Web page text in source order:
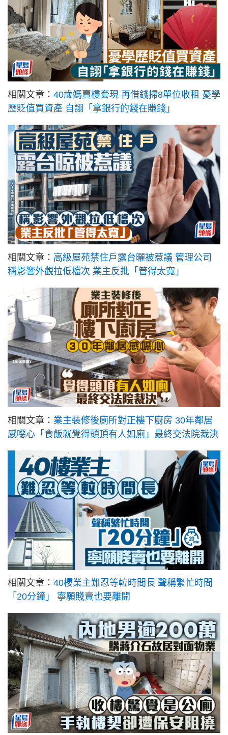
相關文章： 40歲媽賣樓套現 再借錢掃8單位收租 憂學
歷貶值買資產 自詡「拿銀行的錢在賺錢」
相關文章： 高級屋苑禁住戶露台曬被惹議 管理公司
稱影響外觀拉低檔次 業主反批「管得太寬」
相關文章： 業主裝修後廁所對正樓下廚房 30年鄰居
感噁心「食飯就覺得頭頂有人如廁」最終交法院裁決
相關文章： 40樓業主難忍等𨋢時間長 聲稱繁忙時間
「20分鐘」 寧願賤賣也要離開